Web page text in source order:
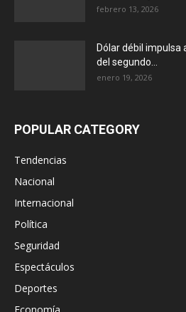
febrero 13, 2026
Dólar débil impulsa
del segundo...
enero 19, 2026
POPULAR CATEGORY
Tendencias
Nacional
Internacional
Política
Seguridad
Espectáculos
Deportes